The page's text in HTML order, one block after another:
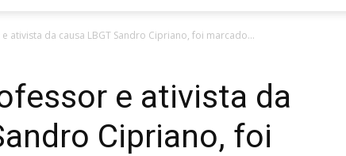
ativista da causa LBGT Sandro Cipriano, foi marcado...
e ativista da
Cipriano, foi